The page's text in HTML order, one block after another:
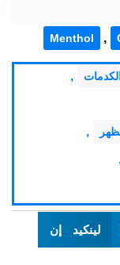
,
Menthol
,
,
لينكيد إن